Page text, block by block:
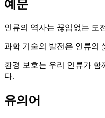
예문
인류의 역사는 끊임없는 도
과학 기술의 발전은 인류의
환경 보호는 우리 인류가 함
다.
유의어